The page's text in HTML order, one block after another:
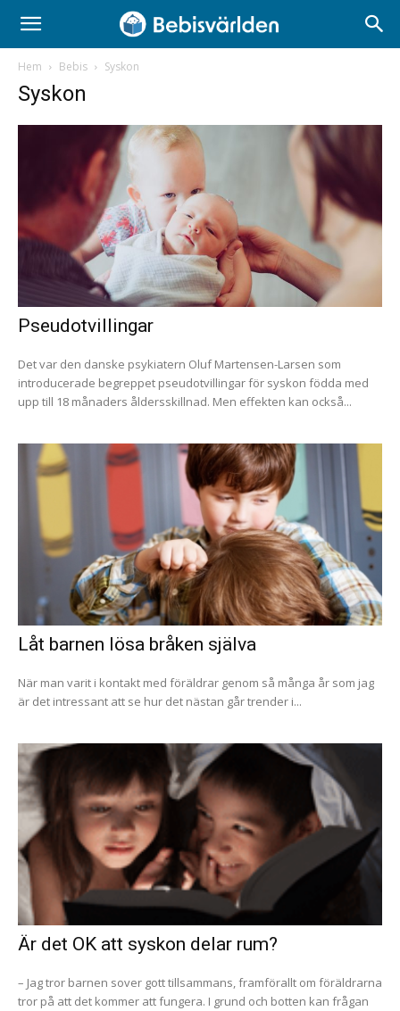
Hem Bebis Syskon
Syskon
Pseudotvillingar
Det var den danske psykiatern Oluf Martensen-Larsen som
introducerade begreppet pseudotvillingar för syskon födda med
upp till 18 månaders åldersskillnad. Men effekten kan också...
Låt barnen lösa bråken själva
När man varit i kontakt med föräldrar genom så många år som jag
är det intressant att se hur det nästan går trender i...
Är det OK att syskon delar rum?
– Jag tror barnen sover gott tillsammans, framförallt om föräldrarna
tror på att det kommer att fungera. I grund och botten kan frågan